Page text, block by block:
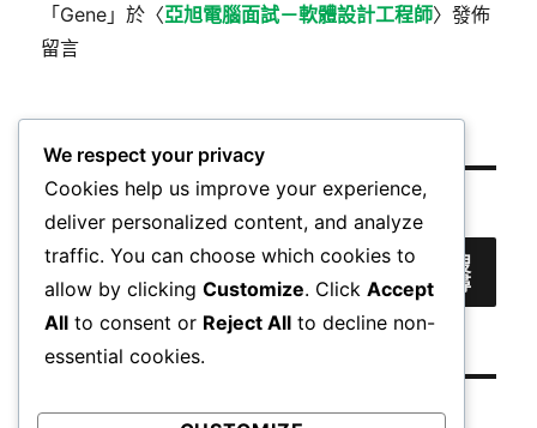
「Gene 」於〈亞旭電腦面試－軟體設計工程師〉發佈
留言
搜尋
搜
尋
We respect your privacy
Cookies help us improve your experience,
deliver personalized content, and analyze
traffic. You can choose which cookies to
allow by clicking Customize. Click Accept
All to consent or Reject All to decline non-
essential cookies.